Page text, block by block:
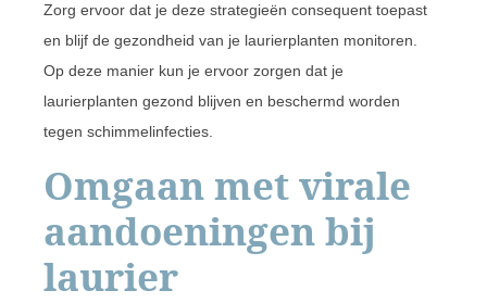
Zorg ervoor dat je deze strategieën consequent toepast
en blijf de gezondheid van je laurierplanten monitoren.
Op deze manier kun je ervoor zorgen dat je
laurierplanten gezond blijven en beschermd worden
tegen schimmelinfecties.
Omgaan met virale
aandoeningen bij
laurier